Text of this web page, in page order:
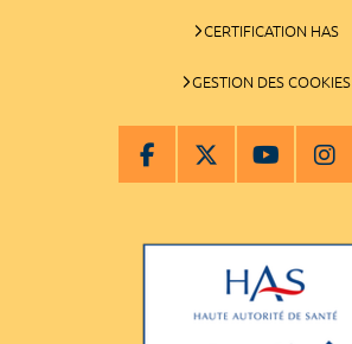
CERTIFICATION HAS
GESTION DES COOKIES